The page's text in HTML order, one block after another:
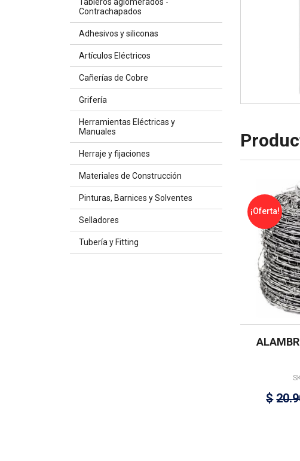
Contrachapados
Adhesivos y siliconas
Artículos Eléctricos
Cañerías de Cobre
Grifería
Herramientas Eléctricas y
Manuales
Herraje y fijaciones
Materiales de Construcción
Pinturas, Barnices y Solventes
Selladores
Tubería y Fitting
¡Oferta!
$